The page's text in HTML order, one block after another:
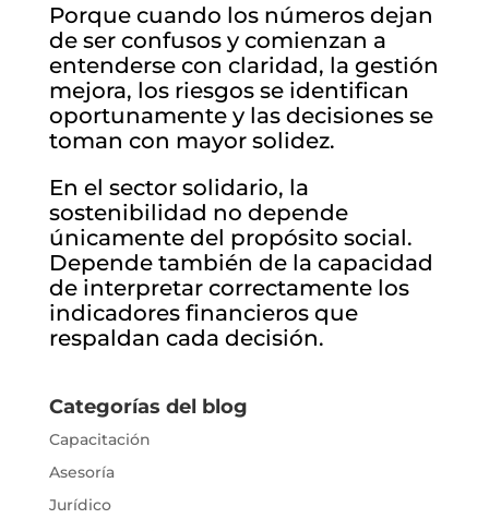
Porque cuando los números dejan
de ser confusos y comienzan a
entenderse con claridad, la gestión
mejora, los riesgos se identifican
oportunamente y las decisiones se
toman con mayor solidez.
En el sector solidario, la
sostenibilidad no depende
únicamente del propósito social.
Depende también de la capacidad
de interpretar correctamente los
indicadores financieros que
respaldan cada decisión.
Categorías del blog
Capacitación
Asesoría
Jurídico